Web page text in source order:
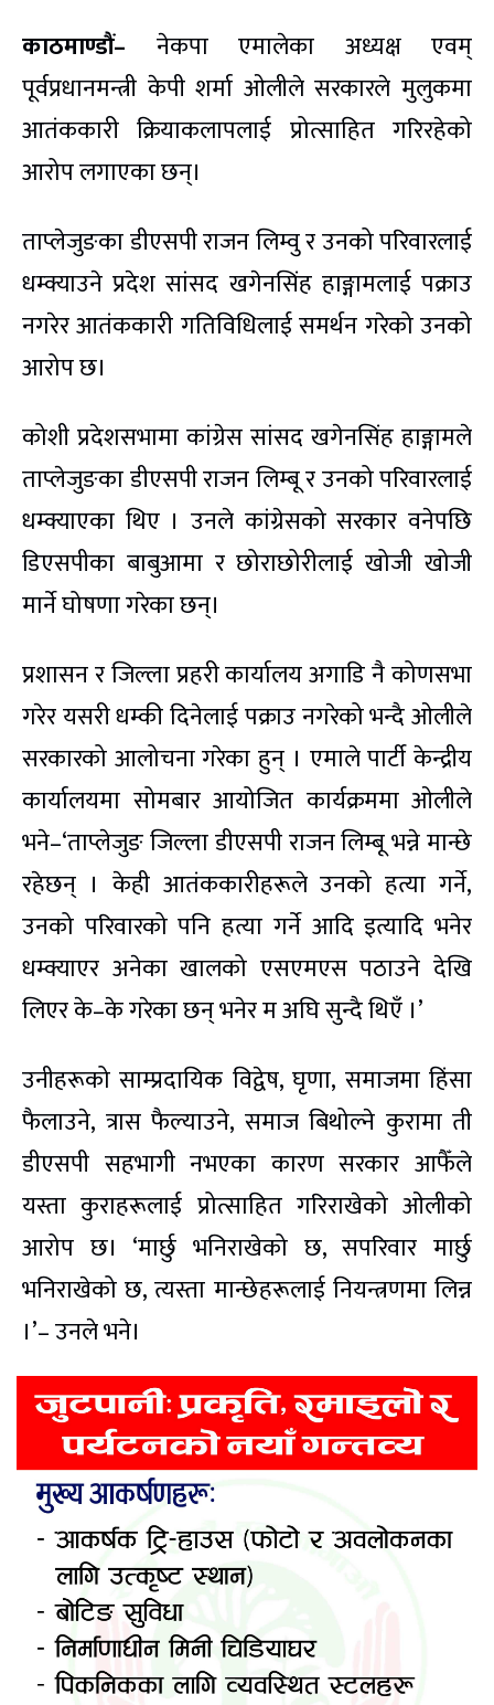
काठमाण्डौं– नेकपा एमालेका अध्यक्ष एवम्
पूर्वप्रधानमन्त्री केपी शर्मा ओलीले सरकारले मुलुकमा
आतंककारी क्रियाकलापलाई प्रोत्साहित गरिरहेको
आरोप लगाएका छन्।
ताप्लेजुङका डीएसपी राजन लिम्वु र उनको परिवारलाई
धम्क्याउने प्रदेश सांसद खगेनसिंह हाङ्गामलाई पक्राउ
नगरेर आतंककारी गतिविधिलाई समर्थन गरेको उनको
आरोप छ।
कोशी प्रदेशसभामा कांग्रेस सांसद खगेनसिंह हाङ्गामले
ताप्लेजुङका डीएसपी राजन लिम्बू र उनको परिवारलाई
धम्क्याएका थिए । उनले कांग्रेसको सरकार वनेपछि
डिएसपीका बाबुआमा र छोराछोरीलाई खोजी खोजी
मार्ने घोषणा गरेका छन्।
प्रशासन र जिल्ला प्रहरी कार्यालय अगाडि नै कोणसभा
गरेर यसरी धम्की दिनेलाई पक्राउ नगरेको भन्दै ओलीले
सरकारको आलोचना गरेका हुन् । एमाले पार्टी केन्द्रीय
कार्यालयमा सोमबार आयोजित कार्यक्रममा ओलीले
भने–‘ताप्लेजुङ जिल्ला डीएसपी राजन लिम्बू भन्ने मान्छे
रहेछन् । केही आतंककारीहरूले उनको हत्या गर्ने,
उनको परिवारको पनि हत्या गर्ने आदि इत्यादि भनेर
धम्क्याएर अनेका खालको एसएमएस पठाउने देखि
लिएर के–के गरेका छन् भनेर म अघि सुन्दै थिएँ ।’
उनीहरूको साम्प्रदायिक विद्वेष, घृणा, समाजमा हिंसा
फैलाउने, त्रास फैल्याउने, समाज बिथोल्ने कुरामा ती
डीएसपी सहभागी नभएका कारण सरकार आफैँले
यस्ता कुराहरूलाई प्रोत्साहित गरिराखेको ओलीको
आरोप छ। ‘मार्छु भनिराखेको छ, सपरिवार मार्छु
भनिराखेको छ, त्यस्ता मान्छेहरूलाई नियन्त्रणमा लिन्न
।’– उनले भने।